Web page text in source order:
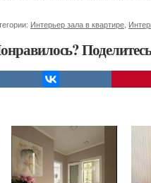
Интерьер зала в квартире